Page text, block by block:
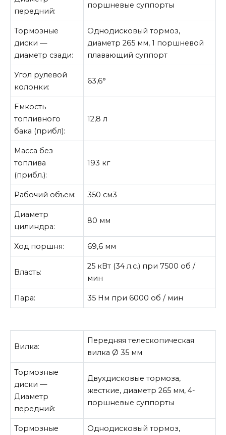
передний:
поршневые суппорты
Тормозные
диски —
диаметр сзади:
Однодисковый тормоз,
диаметр 265 мм, 1 поршневой
плавающий суппорт
Угол рулевой
колонки:
63,6°
Емкость
топливного
бака (прибл):
12,8 л
Масса без
топлива
(прибл.):
193 кг
Рабочий объем: 350 см3
Диаметр
цилиндра:
80 мм
Ход поршня: 69,6 мм
Власть:
25 кВт (34 л.с.) при 7500 об /
мин
Пара: 35 Нм при 6000 об / мин
Вилка:
Передняя телескопическая
вилка Ø 35 мм
Тормозные
диски —
Диаметр
передний:
Двухдисковые тормоза,
жесткие, диаметр 265 мм, 4-
поршневые суппорты
Тормозные
Однодисковый тормоз,